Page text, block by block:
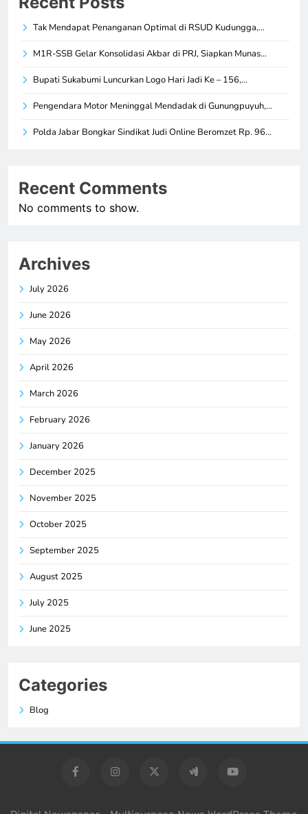
Tak Mendapat Penanganan Optimal di RSUD Kudungga,…
M1R-SSB Gelar Konsolidasi Akbar di PRJ, Siapkan Munas…
Bupati Sukabumi Luncurkan Logo Hari Jadi Ke – 156,…
Pengendara Motor Meninggal Mendadak di Gunungpuyuh,…
Polda Jabar Bongkar Sindikat Judi Online Beromzet Rp. 96…
Recent Comments
No comments to show.
Archives
July 2026
June 2026
May 2026
April 2026
March 2026
February 2026
January 2026
December 2025
November 2025
October 2025
September 2025
August 2025
July 2025
June 2025
Categories
Blog